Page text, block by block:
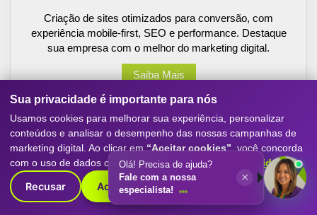
Criação de sites otimizados para conversão, com
experiência mobile-first, SEO e performance. Destaque
sua empresa com o melhor do marketing digital.
Saiba Mais
Sua privacidade é importante para nós
Usamos cookies para melhorar sua experiência, personalizar
conteúdos e analisar o desempenho das nossas campanhas de
marketing digital. Ao clicar em “Aceitar cookies” , você concorda
com o uso de dados conforme nossaPolítica de Privacidade.
Recusar Aceitar cookies
Olá! Precisa de ajuda?
Fale com a nossa
especialista!
×